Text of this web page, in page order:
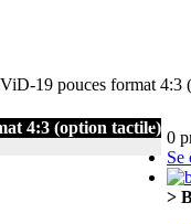
19 pouces format 4:3
4:3 (option tactile)
0
Se
>